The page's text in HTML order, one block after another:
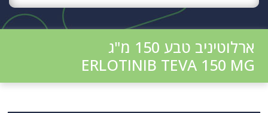
ארלוטיניב טבע 150 מ"ג
ERLOTINIB TEVA 150 MG